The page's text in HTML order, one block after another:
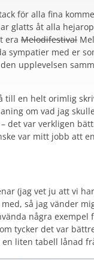
för alla fina
glatts åt alla
era Melodifestival
sympatier med er
upplevelsen
till en helt orimlig
om vad jag
det var verkligen
var mitt jobb att
(jag vet ju att vi
så jag vänder
några exempel
tycker det var
liten tabell lånad